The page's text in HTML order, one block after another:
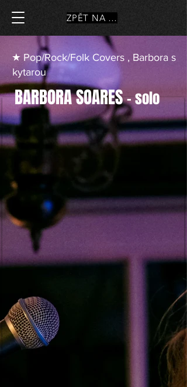
ZPĚT NA HLAVNÍ STRÁNKU
★ Pop/Rock/Folk Covers , Barbora s
kytarou
BARBORA SOARES– solo